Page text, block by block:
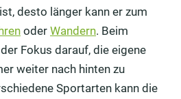
desto länger kann er zum
oder Wandern. Beim
Fokus darauf, die eigene
weiter nach hinten zu
Sportarten kann die